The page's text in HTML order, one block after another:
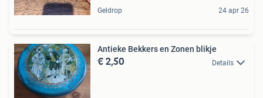
Geldrop 24 apr 26
Antieke Bekkers en Zonen blikje
€ 2,50 Details